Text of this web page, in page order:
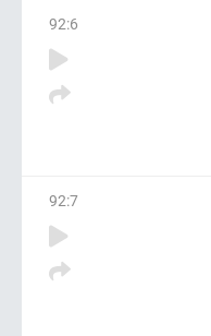
92:6
92:7